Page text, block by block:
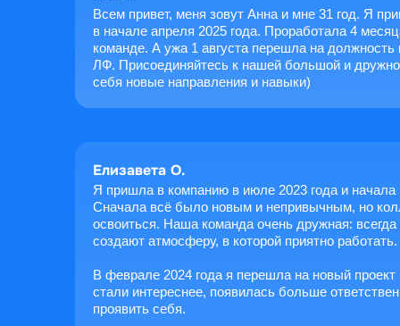
Всем привет, меня зовут Анна и мне 31 год. Я
в начале апреля 2025 года. Проработала 4
команде. А ужа 1 августа перешла на
ЛФ. Присоединяйтесь к нашей большой и
себя новые направления и навыки)
Елизавета О.
Я пришла в компанию в июле 2023 года и начала
Сначала всё было новым и непривычным, но
освоиться. Наша команда очень дружная: всегда
создают атмосферу, в которой приятно работать.
В феврале 2024 года я перешла на новый
стали интереснее, появилась больше
проявить себя.